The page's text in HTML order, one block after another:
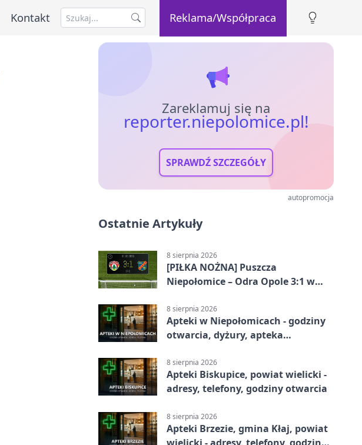
Kontakt Reklama/Współpraca
Zareklamuj się na
reporter.niepolomice.pl!
SPRAWDŹ SZCZEGÓŁY
autopromocja
Ostatnie Artykuły
8 sierpnia 2026
[PIŁKA NOŻNA] Puszcza
Niepołomice – Odra Opole 3:1 w
odwrócili losy meczu
8 sierpnia 2026
Apteki w Niepołomicach - godziny
otwarcia, dyżury, apteka
8 sierpnia 2026
Apteki Biskupice, powiat wielicki -
adresy, telefony, godziny otwarcia
8 sierpnia 2026
Apteki Brzezie, gmina Kłaj, powiat
wielicki - adresy, telefony, godziny